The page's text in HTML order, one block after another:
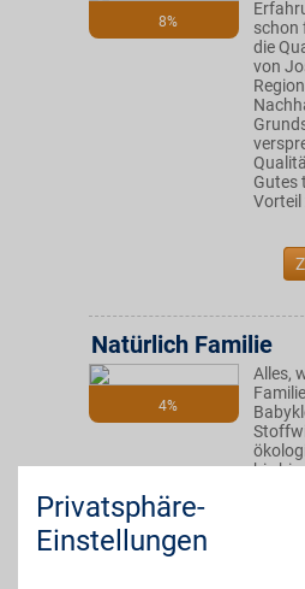
8%
schon
die
von
Gutes
Vorteil
4%
Natürlich Familie
Alles,
bis hin
und
Privatsphäre-
Einstellungen